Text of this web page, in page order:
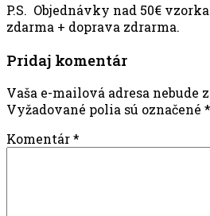
P.S. Objednávky nad 50€
zdarma + doprava zdrarma.
Pridaj komentár
Vaša e-mailová adresa nebude
Vyžadované polia sú označené *
Komentár*